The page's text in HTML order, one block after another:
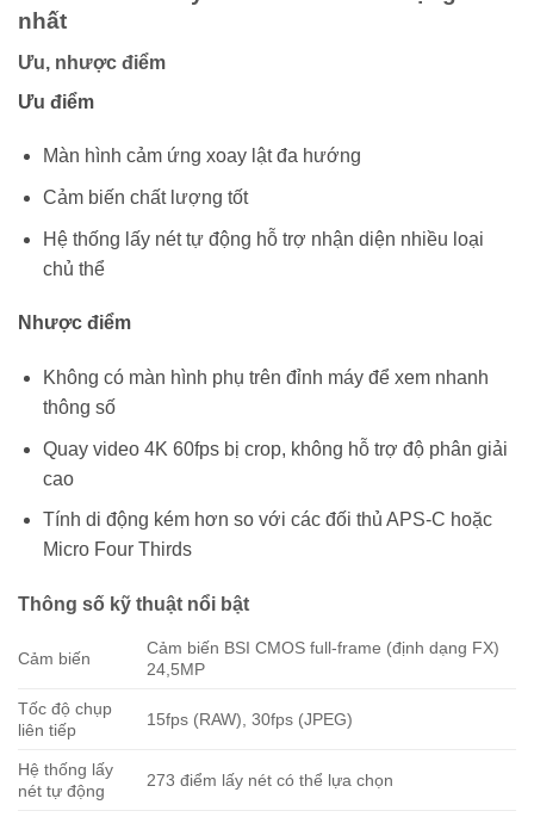
nhất
Ưu, nhược điểm
Ưu điểm
Màn hình cảm ứng xoay lật đa hướng
Cảm biến chất lượng tốt
Hệ thống lấy nét tự động hỗ trợ nhận diện nhiều loại
chủ thể
Nhược điểm
Không có màn hình phụ trên đỉnh máy để xem nhanh
thông số
Quay video 4K 60fps bị crop, không hỗ trợ độ phân giải
cao
Tính di động kém hơn so với các đối thủ APS-C hoặc
Micro Four Thirds
Thông số kỹ thuật nổi bật
Cảm biến
Cảm biến BSI CMOS full-frame (định dạng FX)
24,5MP
Tốc độ chụp
liên tiếp
15fps (RAW), 30fps (JPEG)
Hệ thống lấy
nét tự động
273 điểm lấy nét có thể lựa chọn